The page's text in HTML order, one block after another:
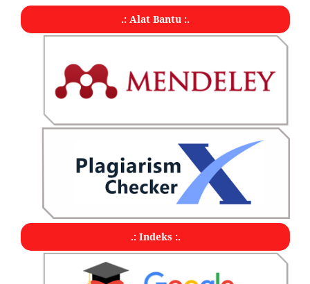
.: Alat Bantu :.
.: Indeks :.